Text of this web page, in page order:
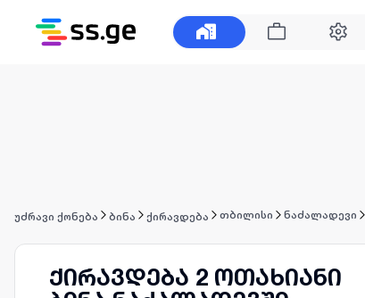
უძრავი ქონება ბინა ქირავდება თბილისი ნაძალადევი
ქირავდება 2 ოთახიანი